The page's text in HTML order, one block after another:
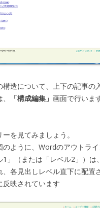
構造について、上下の記事の
「構成編集」 画面で行いま
を見てみましょう。
ように、Wordのアウトライ
1」（または「レベル2」）は
各見出しレベル直下に配置
反映されています